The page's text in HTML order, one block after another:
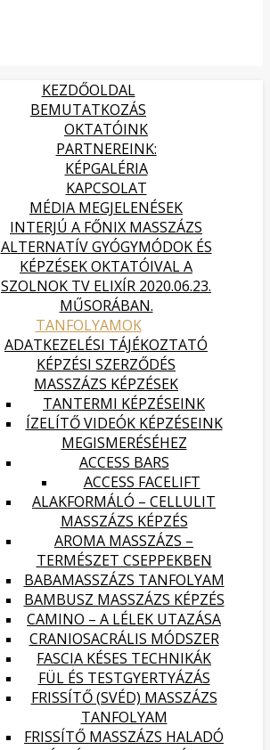
KEZDŐOLDAL
BEMUTATKOZÁS
OKTATÓINK
PARTNEREINK:
KÉPGALÉRIA
KAPCSOLAT
MÉDIA MEGJELENÉSEK
INTERJÚ A FŐNIX MASSZÁZS
ALTERNATÍV GYÓGYMÓDOK ÉS
KÉPZÉSEK OKTATÓIVAL A
SZOLNOK TV ELIXÍR 2020.06.23.
MŰSORÁBAN.
TANFOLYAMOK
ADATKEZELÉSI TÁJÉKOZTATÓ
KÉPZÉSI SZERZŐDÉS
MASSZÁZS KÉPZÉSEK
TANTERMI KÉPZÉSEINK
ÍZELÍTŐ VIDEÓK KÉPZÉSEINK
MEGISMERÉSÉHEZ
ACCESS BARS
ACCESS FACELIFT
ALAKFORMÁLÓ – CELLULIT
MASSZÁZS KÉPZÉS
AROMA MASSZÁZS –
TERMÉSZET CSEPPEKBEN
BABAMASSZÁZS TANFOLYAM
BAMBUSZ MASSZÁZS KÉPZÉS
CAMINO – A LÉLEK UTAZÁSA
CRANIOSACRÁLIS MÓDSZER
FASCIA KÉSES TECHNIKÁK
FÜL ÉS TESTGYERTYÁZÁS
FRISSÍTŐ (SVÉD) MASSZÁZS
TANFOLYAM
FRISSÍTŐ MASSZÁZS HALADÓ